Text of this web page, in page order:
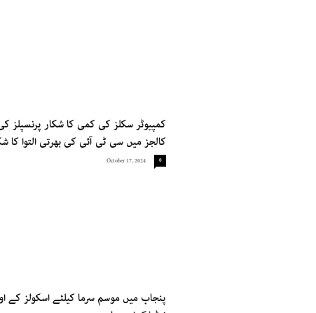
کمپیوٹر سکلز کی کمی کا شکار پرنسپلز
کالجز میں سی ٹی آئی کی بھرتی التوا کا
October 17, 2024 0
پنجاب میں موسم سرما کیلئے اسکولز کے